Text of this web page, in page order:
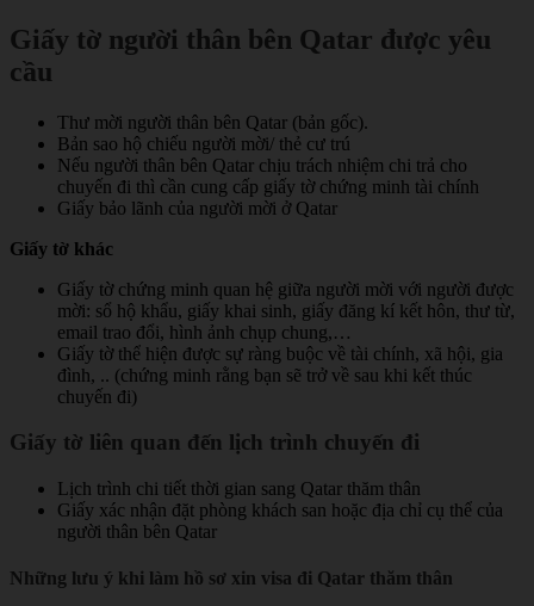
Giấy tờ người thân bên Qatar được yêu
cầu
Thư mời người thân bên Qatar (bản gốc).
Bản sao hộ chiếu người mời/ thẻ cư trú
Nếu người thân bên Qatar chịu trách nhiệm chi trả cho
chuyến đi thì cần cung cấp giấy tờ chứng minh tài chính
Giấy bảo lãnh của người mời ở Qatar
Giấy tờ khác
Giấy tờ chứng minh quan hệ giữa người mời với người được
mời: sổ hộ khẩu, giấy khai sinh, giấy đăng kí kết hôn, thư từ,
email trao đổi, hình ảnh chụp chung,…
Giấy tờ thể hiện được sự ràng buộc về tài chính, xã hội, gia
đình, .. (chứng minh rằng bạn sẽ trở về sau khi kết thúc
chuyến đi)
Giấy tờ liên quan đến lịch trình chuyến đi
Lịch trình chi tiết thời gian sang Qatar thăm thân
Giấy xác nhận đặt phòng khách san hoặc địa chỉ cụ thể của
người thân bên Qatar
Những lưu ý khi làm hồ sơ xin visa đi Qatar thăm thân